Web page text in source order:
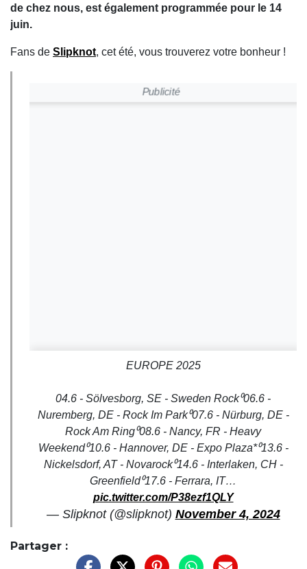
de chez nous, est également programmée pour le 14
juin.
Fans de Slipknot, cet été, vous trouverez votre bonheur !
Publicité
EUROPE 2025
04.6 - Sölvesborg, SE - Sweden Rock⁰06.6 -
Nuremberg, DE - Rock Im Park⁰07.6 - Nürburg, DE -
Rock Am Ring⁰08.6 - Nancy, FR - Heavy
Weekend⁰10.6 - Hannover, DE - Expo Plaza*⁰13.6 -
Nickelsdorf, AT - Novarock⁰14.6 - Interlaken, CH -
Greenfield⁰17.6 - Ferrara, IT…
pic.twitter.com/P38ezf1QLY
— Slipknot (@slipknot) November 4, 2024
Partager :